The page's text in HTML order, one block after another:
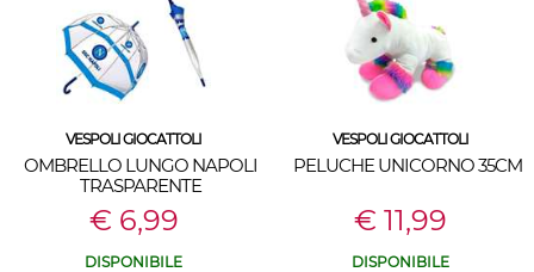
VESPOLI GIOCATTOLI
OMBRELLO LUNGO NAPOLI
TRASPARENTE
€ 6,99
DISPONIBILE
VESPOLI GIOCATTOLI
PELUCHE UNICORNO 35CM
€ 11,99
DISPONIBILE